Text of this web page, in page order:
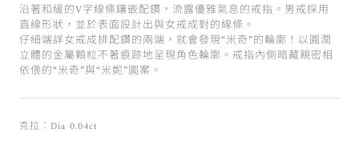
沿著和緩的V字線條鑲嵌配鑽，流露優雅氣息的戒指。男戒採用
直線形狀，並於表面設計出與女戒成對的線條。
仔細端詳女戒成排配鑽的兩端，就會發現“米奇”的輪廓！以圓潤
立體的金屬顆粒不著痕跡地呈現角色輪廓。戒指內側暗藏親密相
依偎的“米奇”與“米妮”圖案。
克拉：Dia 0.04ct